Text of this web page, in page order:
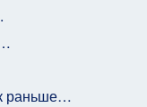
раньше…